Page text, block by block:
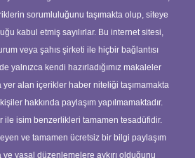
sorumluluğunu taşımakta olup, siteye
kabul etmiş sayılırlar. Bu internet sitesi,
veya şahıs şirketi ile hiçbir bağlantısı
yalnızca kendi hazırladığımız makaleler
yer alan içerikler haber niteliği taşımamakta
hakkında paylaşım yapılmamaktadır.
ile isim benzerlikleri tamamen tesadüfidir.
ve tamamen ücretsiz bir bilgi paylaşım
yasal düzenlemelere aykırı olduğunu